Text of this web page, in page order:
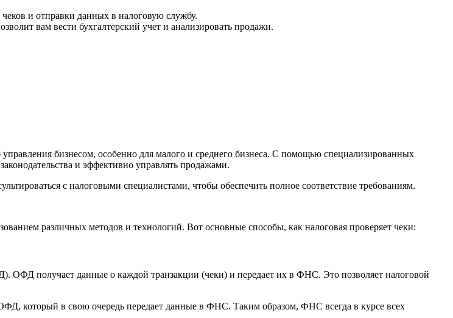
и отправки данных в налоговую службу.
вам вести бухгалтерский учет и анализировать продажи.
бизнесом, особенно для малого и среднего бизнеса. С помощью специализированных
и эффективно управлять продажами.
с налоговыми специалистами, чтобы обеспечить полное соответствие требованиям.
различных методов и технологий. Вот основные способы, как налоговая проверяет чеки:
ОФД получает данные о каждой транзакции (чеки) и передает их в ФНС. Это позволяет налоговой
который в свою очередь передает данные в ФНС. Таким образом, ФНС всегда в курсе всех